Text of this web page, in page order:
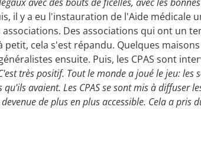
il y a eu l'instauration de l'Aide médicale
Des associations qui ont un
petit, cela s'est répandu. Quelques maisons
ensuite. Puis, les CPAS sont
très positif. Tout le monde a joué le jeu: les
avaient. Les CPAS se sont mis à diffuser
de plus en plus accessible. Cela a pris